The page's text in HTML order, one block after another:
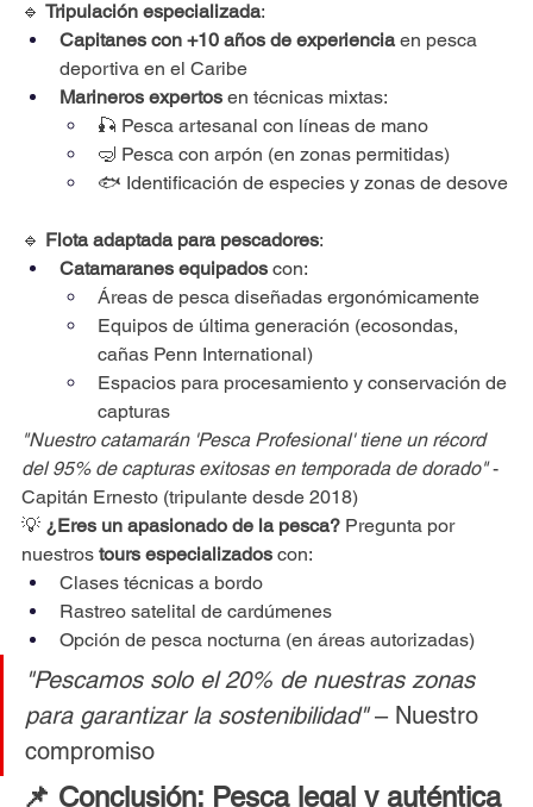
🔹 Tripulación especializada:
Capitanes con +10 años de experiencia en pesca
deportiva en el Caribe
Marineros expertos en técnicas mixtas:
🎣 Pesca artesanal con líneas de mano
🤿 Pesca con arpón (en zonas permitidas)
🐟 Identificación de especies y zonas de desove
🔹 Flota adaptada para pescadores:
Catamaranes equipados con:
Áreas de pesca diseñadas ergonómicamente
Equipos de última generación (ecosondas,
cañas Penn International)
Espacios para procesamiento y conservación de
capturas
"Nuestro catamarán 'Pesca Profesional' tiene un récord
del 95% de capturas exitosas en temporada de dorado" -
Capitán Ernesto (tripulante desde 2018)
💡 ¿Eres un apasionado de la pesca? Pregunta por
nuestros tours especializados con:
Clases técnicas a bordo
Rastreo satelital de cardúmenes
Opción de pesca nocturna (en áreas autorizadas)
"Pescamos solo el 20% de nuestras zonas
para garantizar la sostenibilidad" – Nuestro
compromiso
📌 Conclusión: Pesca legal y auténtica